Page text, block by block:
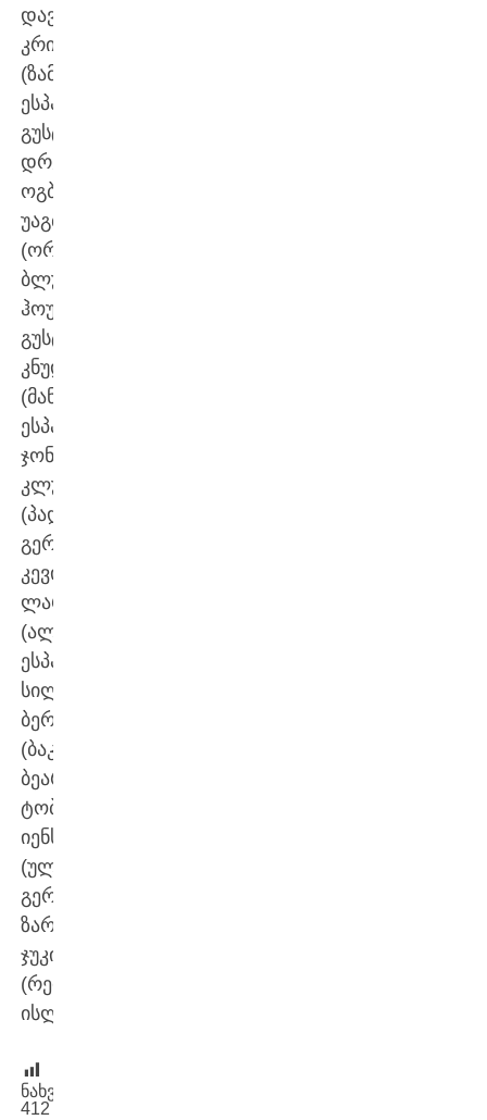
დავიდ
კრისტენსენი
(ზამორა,
ესპანეთი),
გუსტავ
დრეიერი,
ოგბემუდია
უაგბოე
(ორივე
ბლუ
ჰოუკსი),
გუსტავ
კნუდსენი
(მანრესა,
ესპანეთი),
ჯონათან
კლუსმანი
(პადერბორნი,
გერმანია),
კევინ
ლარსენი
(ალიკანტე,
ესპანეთი),
სილვესტერ
ბერგი
(ბაკენ
ბეარსი),
ტობიას
იენსენი
(ულმი,
გერმანია),
ზარკო
ჯუკიჩი
(რეიკიავიკი,
ისლანდია).
ნახვები:
412